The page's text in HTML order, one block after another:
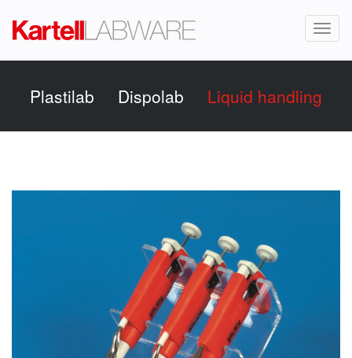
Plastilab Dispolab Liquid handling